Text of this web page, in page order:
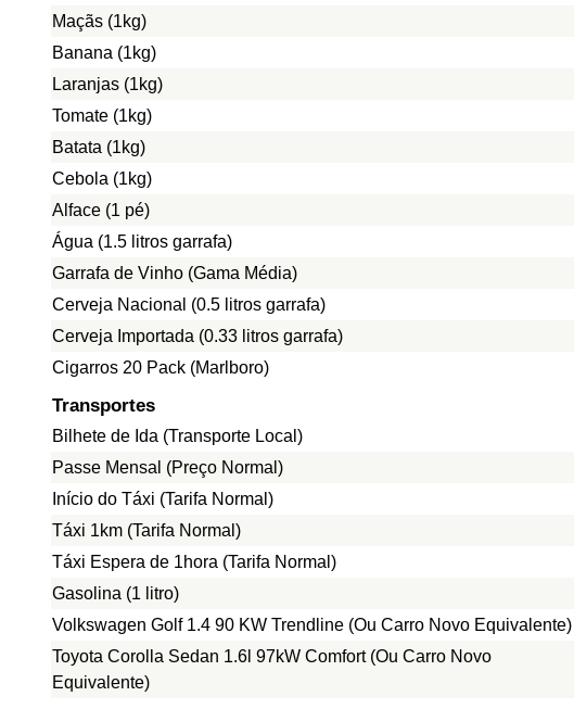
Maçãs (1kg)
Banana (1kg)
Laranjas (1kg)
Tomate (1kg)
Batata (1kg)
Cebola (1kg)
Alface (1 pé)
Água (1.5 litros garrafa)
Garrafa de Vinho (Gama Média)
Cerveja Nacional (0.5 litros garrafa)
Cerveja Importada (0.33 litros garrafa)
Cigarros 20 Pack (Marlboro)
Transportes
Bilhete de Ida (Transporte Local)
Passe Mensal (Preço Normal)
Início do Táxi (Tarifa Normal)
Táxi 1km (Tarifa Normal)
Táxi Espera de 1hora (Tarifa Normal)
Gasolina (1 litro)
Volkswagen Golf 1.4 90 KW Trendline (Ou Carro Novo Equivalente)
Toyota Corolla Sedan 1.6l 97kW Comfort (Ou Carro Novo
Equivalente)